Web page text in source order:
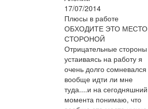
17/07/2014
Плюсы в работе
ОБХОДИТЕ ЭТО МЕСТО
СТОРОНОЙ
Отрицательные стороны
устаиваясь на работу я
очень долго сомневался
вообще идти ли мне
туда....и на сегодняшний
момента понимаю, что